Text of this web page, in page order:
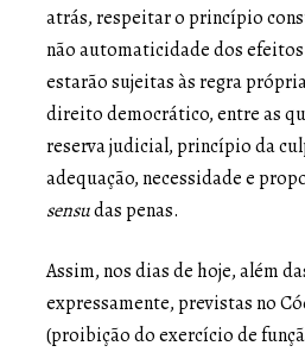
atrás, respeitar o princípio
não automaticidade dos
estarão sujeitas às regra
direito democrático, entre as
reserva judicial, princípio da
adequação, necessidade e
sensudas penas.
Assim, nos dias de hoje, além
expressamente, previstas no
(proibição do exercício de